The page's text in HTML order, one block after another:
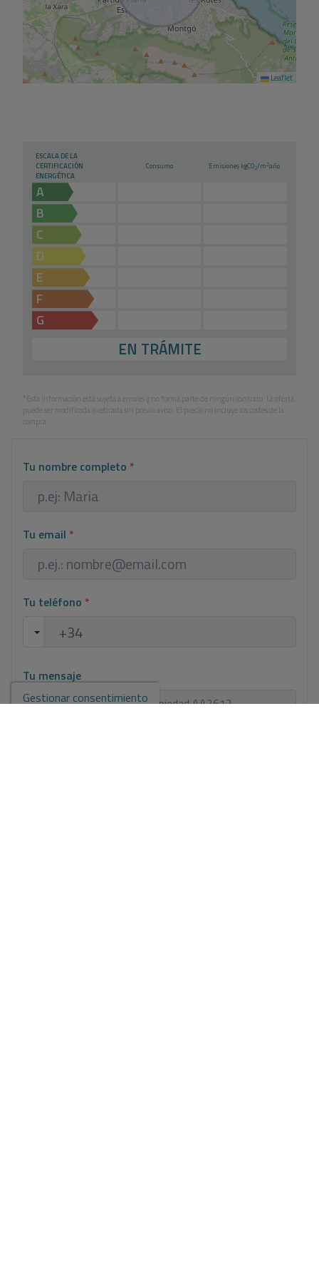
Leaflet
ESCALA DE LA
CERTIFICACIÓN
ENERGÉTICA
Consumo Emisiones kgCO2/m2año
A
B
C
D
E
F
G
EN TRÁMITE
*Esta información está sujeta a errores y no forma parte de ningún contrato. La oferta
puede ser modificada o retirada sin previo aviso. El precio no incluye los costes de la
compra.
Tu nombre completo *
Tu email *
Tu teléfono *
Tu mensaje
Gestionar consentimiento